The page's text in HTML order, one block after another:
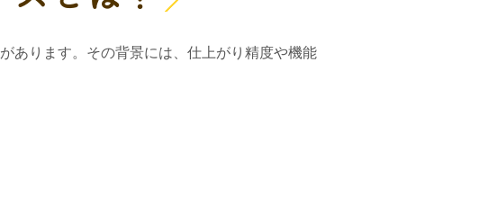
あります。その背景には、仕上がり精度や機能